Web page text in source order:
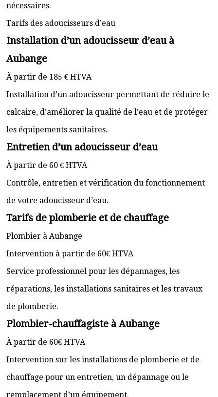
nécessaires.
Tarifs des adoucisseurs d’eau
Installation d’un adoucisseur d’eau à
Aubange
À partir de 185 € HTVA
Installation d’un adoucisseur permettant de réduire le
calcaire, d’améliorer la qualité de l’eau et de protéger
les équipements sanitaires.
Entretien d’un adoucisseur d’eau
À partir de 60 € HTVA
Contrôle, entretien et vérification du fonctionnement
de votre adoucisseur d’eau.
Tarifs de plomberie et de chauffage
Plombier à Aubange
Intervention à partir de 60€ HTVA
Service professionnel pour les dépannages, les
réparations, les installations sanitaires et les travaux
de plomberie.
Plombier-chauffagiste à Aubange
À partir de 60€ HTVA
Intervention sur les installations de plomberie et de
chauffage pour un entretien, un dépannage ou le
remplacement d’un équipement.